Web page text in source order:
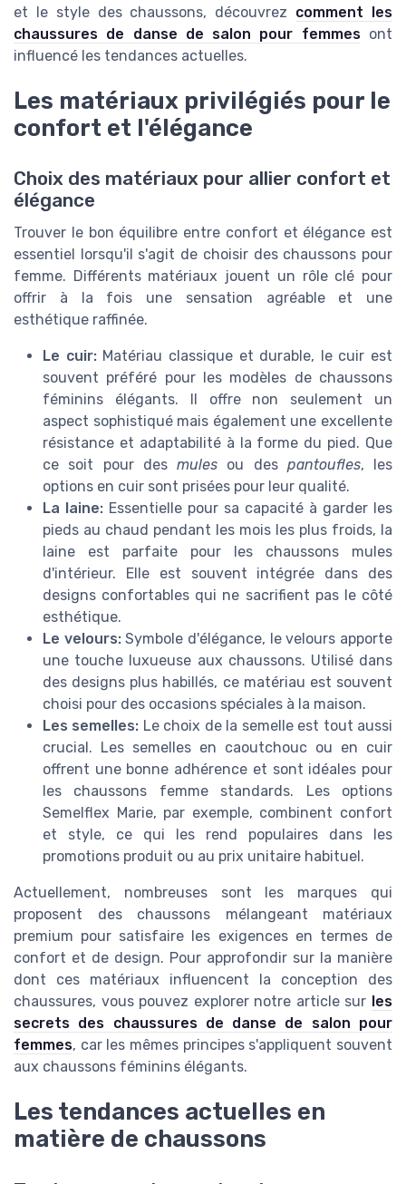
et le style des chaussons, découvrez comment les
chaussures de danse de salon pour femmesont
influencé les tendances actuelles.
Les matériaux privilégiés pour le
confort et l'élégance
Choix des matériaux pour allier confort et
élégance
Trouver le bon équilibre entre confort et élégance est
essentiel lorsqu'il s'agit de choisir des chaussons pour
femme. Différents matériaux jouent un rôle clé pour
offrir à la fois une sensation agréable et une
esthétique raffinée.
Le cuir:Matériau classique et durable, le cuir est
souvent préféré pour les modèles de chaussons
féminins élégants. Il offre non seulement un
aspect sophistiqué mais également une excellente
résistance et adaptabilité à la forme du pied. Que
ce soit pour des mules ou des pantoufles, les
options en cuir sont prisées pour leur qualité.
La laine: Essentielle pour sa capacité à garder les
pieds au chaud pendant les mois les plus froids, la
laine est parfaite pour les chaussons mules
d'intérieur. Elle est souvent intégrée dans des
designs confortables qui ne sacrifient pas le côté
esthétique.
Le velours:Symbole d'élégance, le velours apporte
une touche luxueuse aux chaussons. Utilisé dans
des designs plus habillés, ce matériau est souvent
choisi pour des occasions spéciales à la maison.
Les semelles: Le choix de la semelle est tout aussi
crucial. Les semelles en caoutchouc ou en cuir
offrent une bonne adhérence et sont idéales pour
les chaussons femme standards. Les options
Semelflex Marie, par exemple, combinent confort
et style, ce qui les rend populaires dans les
promotions produit ou au prix unitaire habituel.
Actuellement, nombreuses sont les marques qui
proposent des chaussons mélangeant matériaux
premium pour satisfaire les exigences en termes de
confort et de design. Pour approfondir sur la manière
dont ces matériaux influencent la conception des
chaussures, vous pouvez explorer notre article sur les
secrets des chaussures de danse de salon pour
femmes, car les mêmes principes s'appliquent souvent
aux chaussons féminins élégants.
Les tendances actuelles en
matière de chaussons